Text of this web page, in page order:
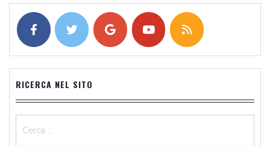
RICERCA NEL SITO
per: